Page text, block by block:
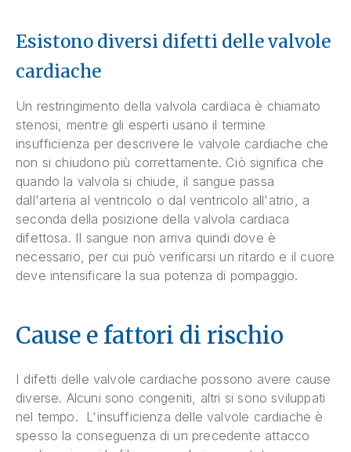
Esistono diversi difetti delle valvole
cardiache
Un restringimento della valvola cardiaca è chiamato
stenosi, mentre gli esperti usano il termine
insufficienza per descrivere le valvole cardiache che
non si chiudono più correttamente. Ciò significa che
quando la valvola si chiude, il sangue passa
dall'arteria al ventricolo o dal ventricolo all'atrio, a
seconda della posizione della valvola cardiaca
difettosa. Il sangue non arriva quindi dove è
necessario, per cui può verificarsi un ritardo e il cuore
deve intensificare la sua potenza di pompaggio.
Cause e fattori di rischio
I difetti delle valvole cardiache possono avere cause
diverse. Alcuni sono congeniti, altri si sono sviluppati
nel tempo. L'insufficienza delle valvole cardiache è
spesso la conseguenza di un precedente attacco